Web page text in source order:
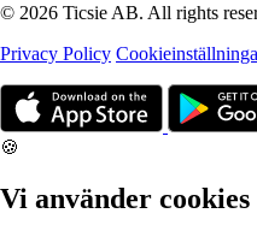
© 2026 Ticsie AB. All rights
Privacy Policy
🍪
Vi använder cookies